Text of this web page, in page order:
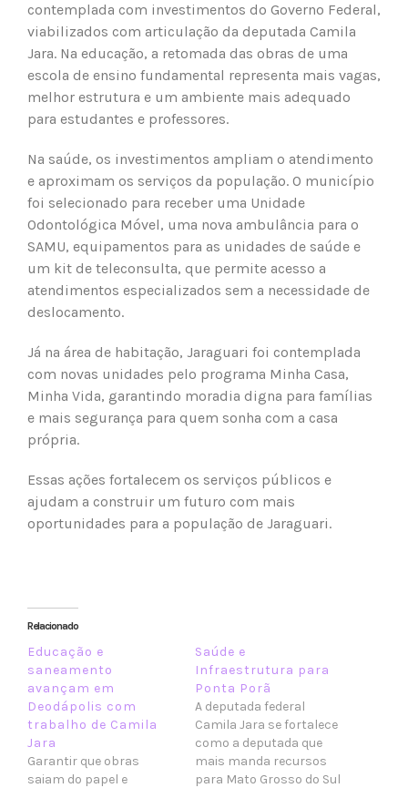
contemplada com investimentos do Governo Federal,
viabilizados com articulação da deputada Camila
Jara. Na educação, a retomada das obras de uma
escola de ensino fundamental representa mais vagas,
melhor estrutura e um ambiente mais adequado
para estudantes e professores.
Na saúde, os investimentos ampliam o atendimento
e aproximam os serviços da população. O município
foi selecionado para receber uma Unidade
Odontológica Móvel, uma nova ambulância para o
SAMU, equipamentos para as unidades de saúde e
um kit de teleconsulta, que permite acesso a
atendimentos especializados sem a necessidade de
deslocamento.
Já na área de habitação, Jaraguari foi contemplada
com novas unidades pelo programa Minha Casa,
Minha Vida, garantindo moradia digna para famílias
e mais segurança para quem sonha com a casa
própria.
Essas ações fortalecem os serviços públicos e
ajudam a construir um futuro com mais
oportunidades para a população de Jaraguari.
Relacionado
Educação e
saneamento
avançam em
Deodápolis com
trabalho de Camila
Jara
Garantir que obras
saiam do papel e
Saúde e
Infraestrutura para
Ponta Porã
A deputada federal
Camila Jara se fortalece
como a deputada que
mais manda recursos
para Mato Grosso do Sul